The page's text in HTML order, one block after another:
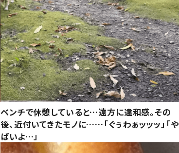
ベンチで休憩していると…遠方に違和感。その
後、近付いてきたモノに……「ぐぅわぁッッッ」「や
ばいよ…」